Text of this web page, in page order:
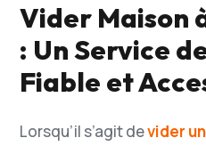
Vider Maison
: Un Service
Fiable et
Lorsqu’il s’agit devider